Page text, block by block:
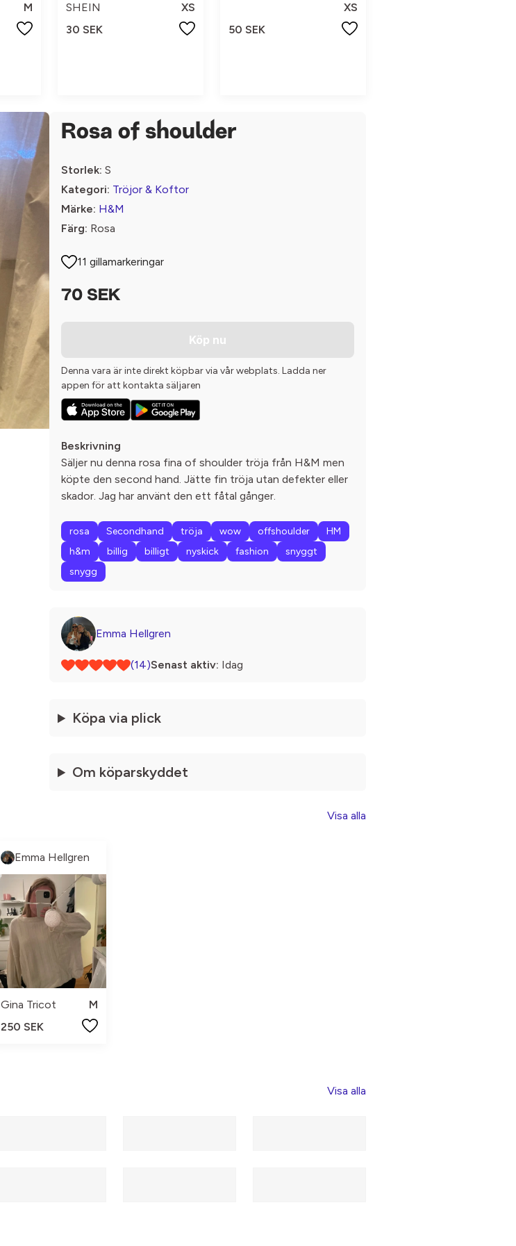
M
SHEIN
XS
30 SEK
XS
50 SEK
Rosa of shoulder
Storlek: S
Kategori: Tröjor & Koftor
Märke: H&M
Färg: Rosa
11 gillamarkeringar
70 SEK
Köp nu
Denna vara är inte direkt köpbar via vår webplats. Ladda ner
appen för att kontakta säljaren
Beskrivning
Säljer nu denna rosa fina of shoulder tröja från H&M men
köpte den second hand. Jätte fin tröja utan defekter eller
skador. Jag har använt den ett fåtal gånger.
rosa Secondhand tröja wow offshoulder
HM
h&m
billig billigt nyskick fashion
snyggt
snygg
Emma Hellgren
(14)Senast aktiv: Idag
Köpa via plick
Om köparskyddet
Visa alla
Emma Hellgren
Gina Tricot
M
250 SEK
Visa alla